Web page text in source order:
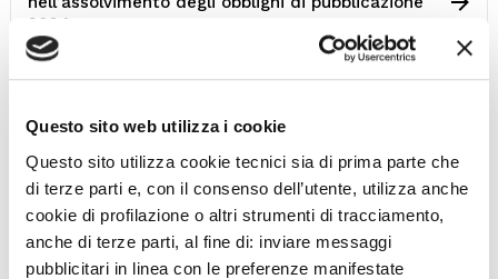
Questo sito web utilizza i cookie
Questo sito utilizza cookie tecnici sia di prima parte che
di terze parti e, con il consenso dell’utente, utilizza anche
cookie di profilazione o altri strumenti di tracciamento,
anche di terze parti, al fine di: inviare messaggi
pubblicitari in linea con le preferenze manifestate
2024
nell’assolvimento degli obblighi di pubblicazione
Attestazione dell’OIV o di altra struttura analoga
nell’assolvimento degli obblighi di pubblicazione
entro il 31 maggio 2022